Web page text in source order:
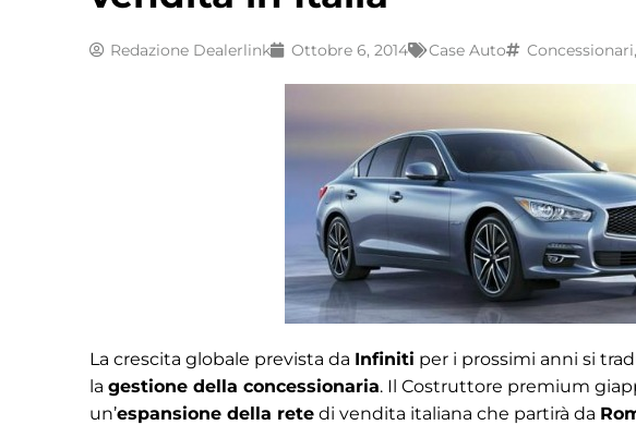
Redazione Dealerlink Ottobre 6, 2014 Case Auto Concessionari,
La crescita globale prevista da Infiniti per i prossimi anni si
la gestione della concessionaria. Il Costruttore premium
un’espansione della rete di vendita italiana che partirà da